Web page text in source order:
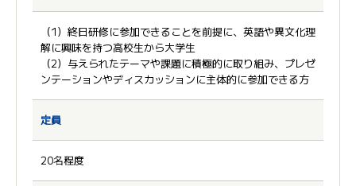
（1）終日研修に参加できることを前提に、英語や異文化理
解に興味を持つ高校生から大学生
（2）与えられたテーマや課題に積極的に取り組み、プレゼ
ンテーションやディスカッションに主体的に参加できる方
定員
20名程度